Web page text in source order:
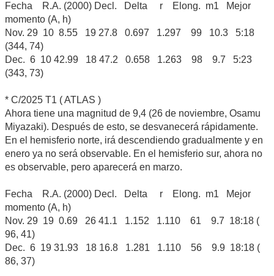
Fecha R.A. (2000) Decl. Delta r Elong. m1 Mejor
momento (A, h)
Nov. 29 10 8.55 19 27.8 0.697 1.297 99 10.3 5:18
(344, 74)
Dec. 6 10 42.99 18 47.2 0.658 1.263 98 9.7 5:23
(343, 73)
* C/2025 T1 ( ATLAS )
Ahora tiene una magnitud de 9,4 (26 de noviembre, Osamu
Miyazaki). Después de esto, se desvanecerá rápidamente.
En el hemisferio norte, irá descendiendo gradualmente y en
enero ya no será observable. En el hemisferio sur, ahora no
es observable, pero aparecerá en marzo.
Fecha R.A. (2000) Decl. Delta r Elong. m1 Mejor
momento (A, h)
Nov. 29 19 0.69 26 41.1 1.152 1.110 61 9.7 18:18 (
96, 41)
Dec. 6 19 31.93 18 16.8 1.281 1.110 56 9.9 18:18 (
86, 37)